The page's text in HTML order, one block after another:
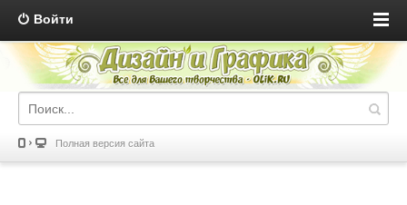
Войти
Полная версия сайта